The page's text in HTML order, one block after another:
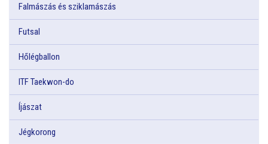
Falmászás és sziklamászás
Futsal
Hőlégballon
ITF Taekwon-do
Íjászat
Jégkorong